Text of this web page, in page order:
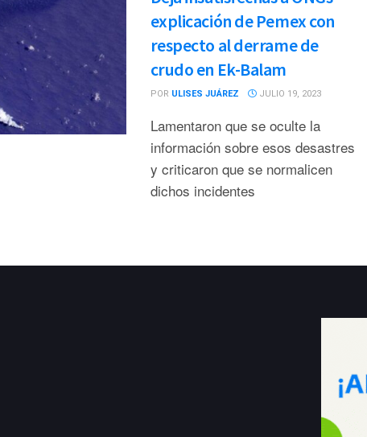
explicación de Pemex con
respecto al derrame de
crudo en Ek-Balam
POR ULISES JUÁREZ JULIO 19, 2023
Lamentaron que se oculte la
información sobre esos desastres
y criticaron que se normalicen
dichos incidentes